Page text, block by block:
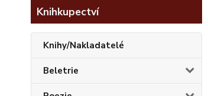
Knihkupectví
Knihy/Nakladatelé
Beletrie